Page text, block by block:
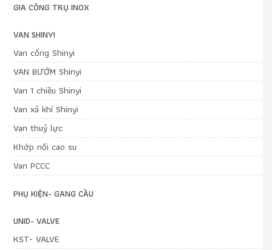
GIA CÔNG TRỤ INOX
VAN SHINYI
Van cổng Shinyi
VAN BƯỚM Shinyi
Van 1 chiều Shinyi
Van xả khí Shinyi
Van thuỷ lực
Khớp nối cao su
Van PCCC
PHỤ KIỆN- GANG CẦU
UNID- VALVE
KST- VALVE